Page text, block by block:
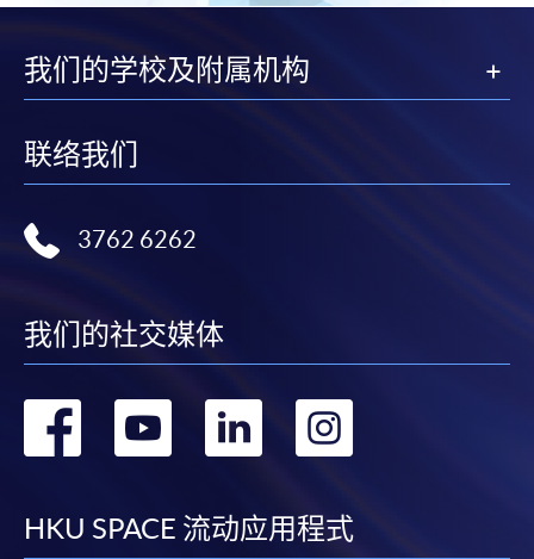
往報名中心或以郵遞方式遞交。
報讀同一學歷頒授課程內其他單元
​學院為學歷頒授課程特設「註冊及學費通知」，適
心或以郵遞方式，遞交「通知」及繳交所需費用。
何疑問，請詳閱個別課程資料，或聯絡有關課程負責
人或報名中心。
選用網上報名服務必須在已接駁互聯網及支援
我们的学校及附属机构
联络我们
3762 6262
我们的社交媒体
转
facebook
转
youtube
转
linkedin
HKU SPACE 流动应用程式